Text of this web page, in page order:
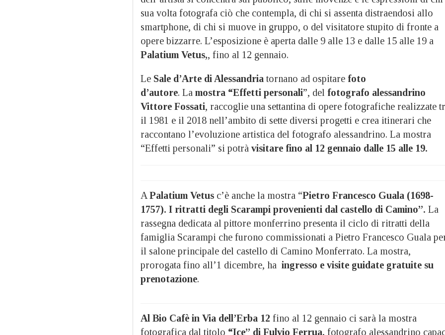
sua volta fotografa ciò che contempla, di chi si assenta distraendosi allo
smartphone, di chi si muove in gruppo, o del visitatore stupito di fronte a
opere bizzarre. L’esposizione è aperta dalle 9 alle 13 e dalle 15 alle 19 a
Palatium Vetus,, fino al 12 gennaio.
Le Sale d’Arte di Alessandria tornano ad ospitare foto
d’autore. La mostra “Effetti personali”, del fotografo alessandrino
Vittore Fossati, raccoglie una settantina di opere fotografiche realizzate
il 1981 e il 2018 nell’ambito di sette diversi progetti e crea itinerari che
raccontano l’evoluzione artistica del fotografo alessandrino. La mostra
“Effetti personali” si potrà visitare fino al 12 gennaio dalle 15 alle 19.
A Palatium Vetus c’è anche la mostra “Pietro Francesco Guala (1698-
1757). I ritratti degli Scarampi provenienti dal castello di Camino”. La
rassegna dedicata al pittore monferrino presenta il ciclo di ritratti della
famiglia Scarampi che furono commissionati a Pietro Francesco Guala
il salone principale del castello di Camino Monferrato. La mostra,
prorogata fino all’1 dicembre, ha ingresso e visite guidate gratuite su
prenotazione.
Al Bio Cafè in Via dell’Erba 12 fino al 12 gennaio ci sarà la mostra
fotografica dal titolo “Ice” di Fulvio Ferrua, fotografo alessandrino